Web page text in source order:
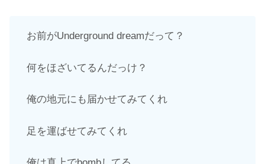
お前がUnderground dreamだって？
何をほざいてるんだっけ？
俺の地元にも届かせてみてくれ
足を運ばせてみてくれ